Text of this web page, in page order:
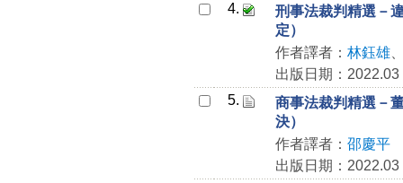
4.
刑事法裁判精選－
定）
作者譯者： 林鈺雄
出版日期：2022.03
5.
商事法裁判精選－
決）
作者譯者： 邵慶平
出版日期：2022.03